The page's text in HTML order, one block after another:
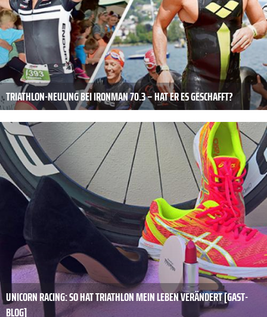
TRIATHLON-NEULING BEI IRONMAN 70.3 – HAT ER ES GESCHAFFT?
UNICORN RACING: SO HAT TRIATHLON MEIN LEBEN VERÄNDERT [GAST-
BLOG]